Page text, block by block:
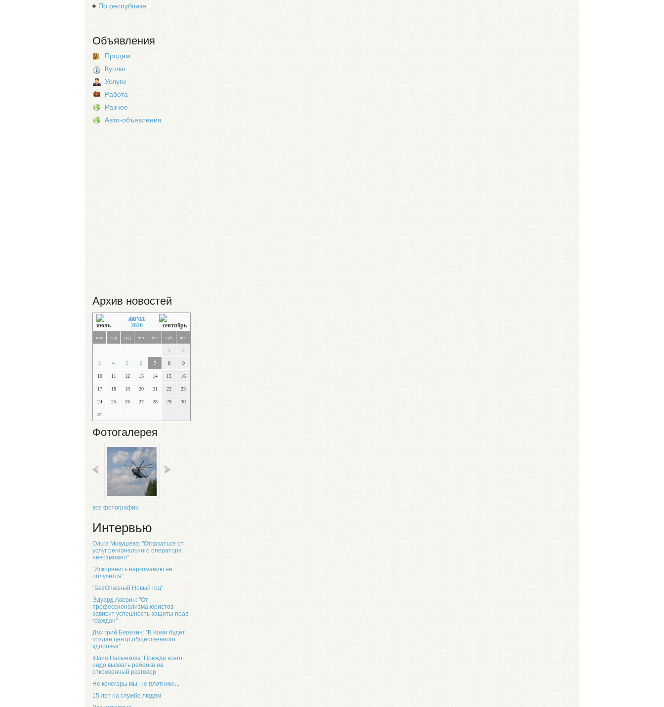
По республике
Объявления
Продам
Куплю
Услуги
Работа
Разное
Авто-объявления
Архив новостей
август
2026
пон втр срд чет пят суб вск
1 2
3 4 5 6 7 8 9
10 11 12 13 14 15 16
17 18 19 20 21 22 23
24 25 26 27 28 29 30
31
Фотогалерея
все фотографии
Интервью
Ольга Микушева: "Отказаться от
услуг регионального оператора
невозможно"
"Искоренить наркоманию не
получится"
"БезОпасный Новый год"
Эдуард Аверин: "От
профессионализма юристов
зависит успешность защиты прав
граждан"
Дмитрий Березин: "В Коми будет
создан центр общественного
здоровья"
Юлия Пасынкова: Прежде всего,
надо вызвать ребенка на
откровенный разговор
Не кочегары мы, не плотники...
15 лет на службе людям